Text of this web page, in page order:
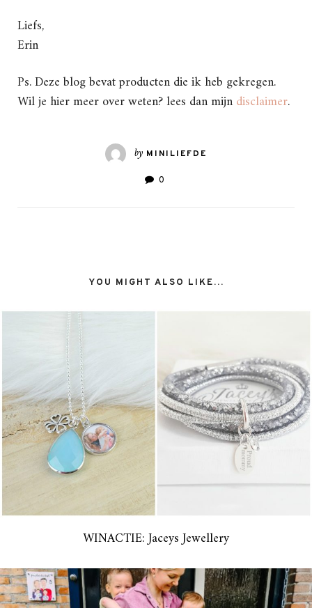
Liefs,
Erin
Ps. Deze blog bevat producten die ik heb gekregen.
Wil je hier meer over weten? lees dan mijndisclaimer.
by MINILIEFDE
0
YOU MIGHT ALSO LIKE...
WINACTIE: Jaceys Jewellery